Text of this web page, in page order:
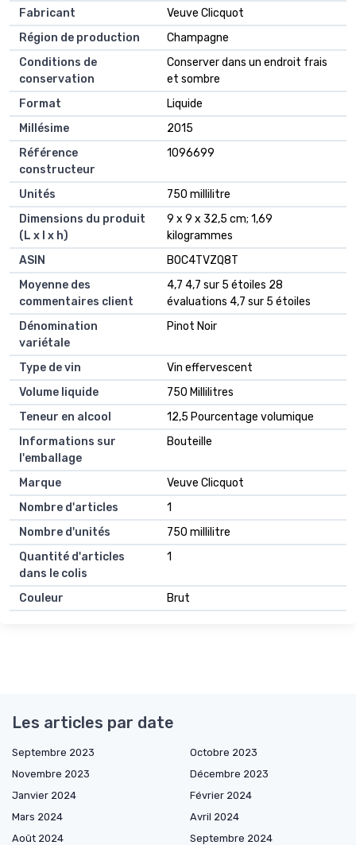
Fabricant
‎Veuve Clicquot
Région de production
‎Champagne
Conditions de
conservation
‎Conserver dans un endroit frais
et sombre
Format
‎Liquide
Millésime
‎2015
Référence
constructeur
‎1096699
Unités
‎750 millilitre
Dimensions du produit
(L x l x h)
‎9 x 9 x 32,5 cm; 1,69
kilogrammes
ASIN
B0C4TVZQ8T
Moyenne des
commentaires client
4,7 4,7 sur 5 étoiles 28
évaluations 4,7 sur 5 étoiles
Dénomination
variétale
Pinot Noir
Type de vin
Vin effervescent
Volume liquide
750 Millilitres
Teneur en alcool
12,5 Pourcentage volumique
Informations sur
l'emballage
Bouteille
Marque
Veuve Clicquot
Nombre d'articles
1
Nombre d'unités
750 millilitre
Quantité d'articles
dans le colis
1
Couleur Brut
Les articles par date
Septembre 2023
Octobre 2023
Novembre 2023
Décembre 2023
Janvier 2024
Février 2024
Mars 2024
Avril 2024
Août 2024
Septembre 2024